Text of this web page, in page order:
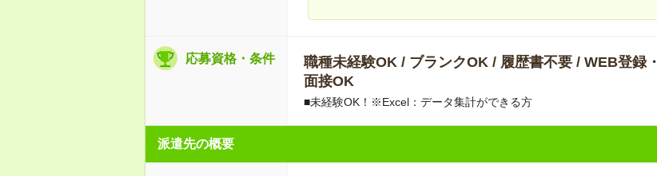
応募資格・条件
職種未経験OK / ブランクOK / 履歴書不要 / WEB登録・
面接OK
■未経験OK！※Excel：データ集計ができる方
派遣先の概要